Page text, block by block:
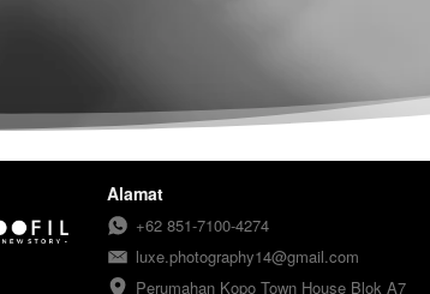
Alamat
+62 851-7100-4274
luxe.photography14@gmail.com
Perumahan Kopo Town House Blok A7